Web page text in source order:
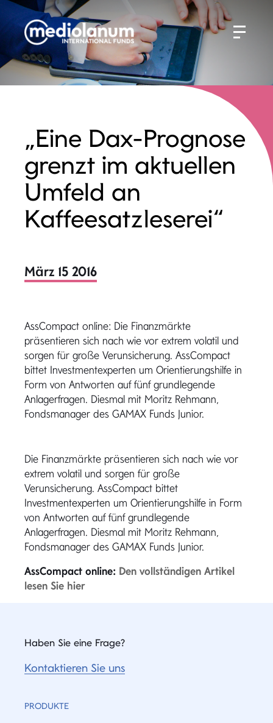
„Eine Dax-Prognose
grenzt im aktuellen
Umfeld an
Kaffeesatzleserei“
März 15 2016
AssCompact online: Die Finanzmärkte
präsentieren sich nach wie vor extrem volatil und
sorgen für große Verunsicherung. AssCompact
bittet Investmentexperten um Orientierungshilfe in
Form von Antworten auf fünf grundlegende
Anlagerfragen. Diesmal mit Moritz Rehmann,
Fondsmanager des GAMAX Funds Junior.
Die Finanzmärkte präsentieren sich nach wie vor
extrem volatil und sorgen für große
Verunsicherung. AssCompact bittet
Investmentexperten um Orientierungshilfe in Form
von Antworten auf fünf grundlegende
Anlagerfragen. Diesmal mit Moritz Rehmann,
Fondsmanager des GAMAX Funds Junior.
AssCompact online: Den vollständigen Artikel
lesen Sie hier
Haben Sie eine Frage?
Kontaktieren Sie uns
PRODUKTE